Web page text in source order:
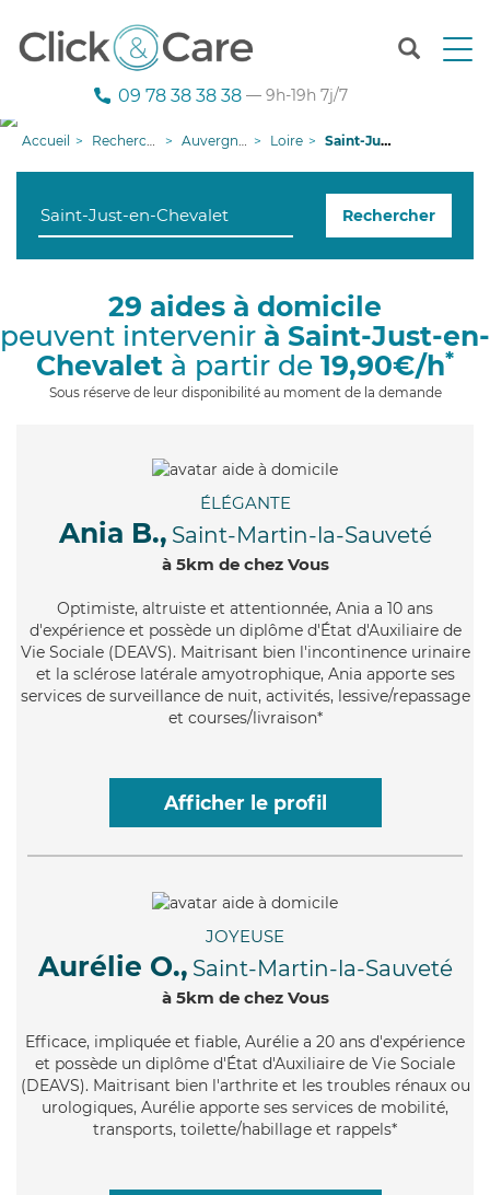
T
n
g
i
09 78 38 38 38 — 9h-19h 7j/7
Accueil Recherche aide à domicile Auvergne-Rhône-Alpes Loire Saint-Just-en-Chevalet
Rechercher
29 aides à domicile
peuvent intervenir à Saint-Just-en-
Chevalet à partir de 19,90€/h*
Sous réserve de leur disponibilité au moment de la demande
ÉLÉGANTE
Ania B., Saint-Martin-la-Sauveté
à 5km de chez Vous
Optimiste, altruiste et attentionnée, Ania a 10 ans
d'expérience et possède un diplôme d'État d'Auxiliaire de
Vie Sociale (DEAVS). Maitrisant bien l'incontinence urinaire
et la sclérose latérale amyotrophique, Ania apporte ses
services de surveillance de nuit, activités, lessive/repassage
et courses/livraison*
Afficher le profil
JOYEUSE
Aurélie O., Saint-Martin-la-Sauveté
à 5km de chez Vous
Efficace, impliquée et fiable, Aurélie a 20 ans d'expérience
et possède un diplôme d'État d'Auxiliaire de Vie Sociale
(DEAVS). Maitrisant bien l'arthrite et les troubles rénaux ou
urologiques, Aurélie apporte ses services de mobilité,
transports, toilette/habillage et rappels*